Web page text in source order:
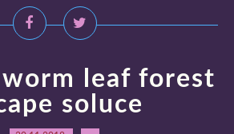
leaf forest
soluce